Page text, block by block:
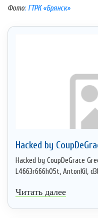
Фото: ГТРК «Брянск»
Hacked by
Hacked by CoupDeGrace
L4663r666h05t, AntonKil,
Читать далее